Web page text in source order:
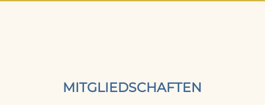
MITGLIEDSCHAFTEN